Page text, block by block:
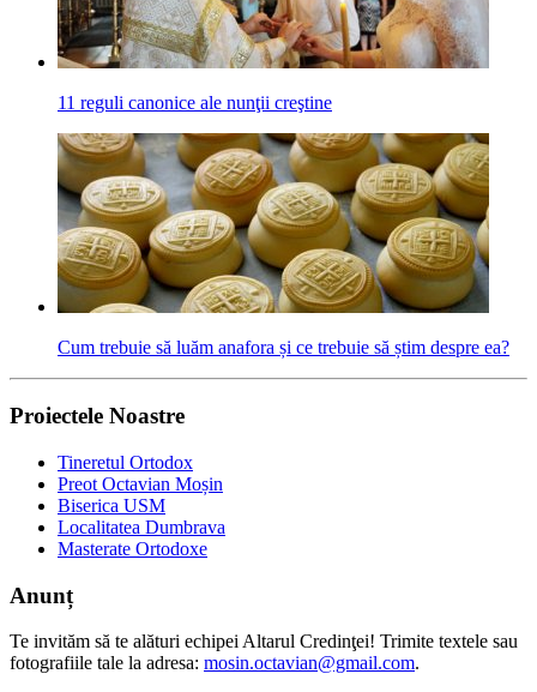
11 reguli canonice ale nunţii creştine
Cum trebuie să luăm anafora și ce trebuie să știm despre ea?
Proiectele Noastre
Tineretul Ortodox
Preot Octavian Moșin
Biserica USM
Localitatea Dumbrava
Masterate Ortodoxe
Anunț
Te invităm să te alături echipei Altarul Credinţei! Trimite textele sau
fotografiile tale la adresa: mosin.octavian@gmail.com.